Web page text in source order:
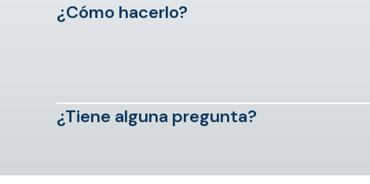
¿Cómo hacerlo?
¿Tiene alguna pregunta?